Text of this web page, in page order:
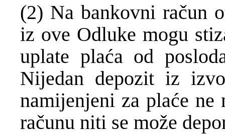
(2) Na bankovni račun
iz ove Odluke mogu
uplate plaća od
Nijedan depozit iz
namijenjeni za plaće ne
računu niti se može